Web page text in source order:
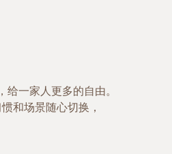
给一家人更多的自由。
和场景随心切换，